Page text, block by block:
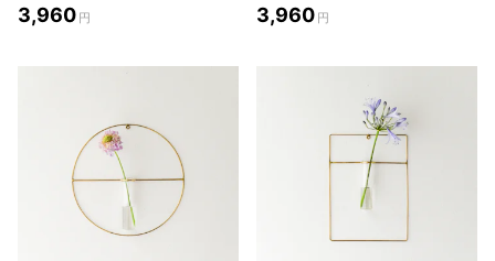
3,960 円 3,960 円